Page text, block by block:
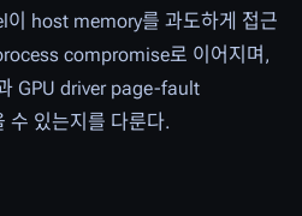
이 host memory를 과도하게 접근
compromise로 이어지며,
GPU driver page-fault
수 있는지를 다룬다.